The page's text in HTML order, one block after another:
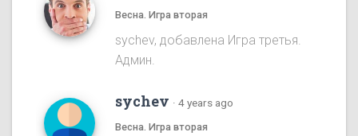
Весна. Игра вторая
sychev, добавлена Игра третья.
Админ.
sychev · 4 years ago
Весна. Игра вторая